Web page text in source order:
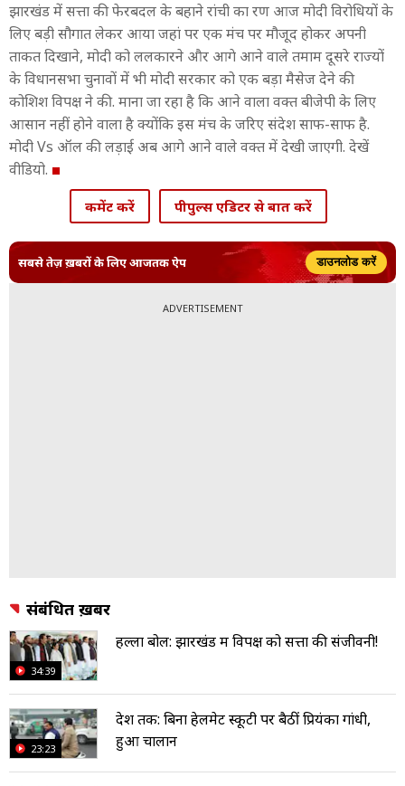
झारखंड में सत्ता की फेरबदल के बहाने रांची का रण आज मोदी विरोधियों के
लिए बड़ी सौगात लेकर आया जहां पर एक मंच पर मौजूद होकर अपनी
ताकत दिखाने, मोदी को ललकारने और आगे आने वाले तमाम दूसरे राज्यों
के विधानसभा चुनावों में भी मोदी सरकार को एक बड़ा मैसेज देने की
कोशिश विपक्ष ने की. माना जा रहा है कि आने वाला वक्त बीजेपी के लिए
आसान नहीं होने वाला है क्योंकि इस मंच के जरिए संदेश साफ-साफ है.
मोदी Vs ऑल की लड़ाई अब आगे आने वाले वक्त में देखी जाएगी. देखें
वीडियो.
कमेंट करें पीपुल्स एडिटर से बात करें
सबसे तेज़ ख़बरों के लिए आजतक ऐप डाउनलोड करें
ADVERTISEMENT
संबंधित ख़बरें
34:39
हल्ला बोल: झारखंड में विपक्ष को सत्ता की संजीवनी!
23:23
देश तक: बिना हेलमेट स्कूटी पर बैठीं प्रियंका गांधी,
हुआ चालान